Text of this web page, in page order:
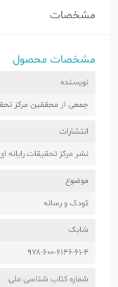
مشخصات
مشخصات محصول
نویسنده
جمعی از محققین مرکز
انتشارات
نشر مرکز تحقیقات رایانه
موضوع
کودک و رسانه
شابک
۹۷۸-۶۰۰-۶۱۴۶-۶۱-۴
شماره کتاب شناسی ملی